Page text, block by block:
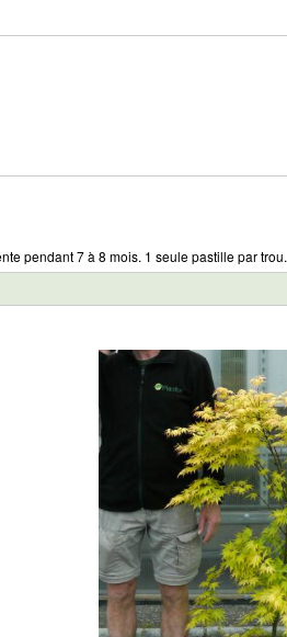
pendant 7 à 8 mois. 1 seule pastille par trou.